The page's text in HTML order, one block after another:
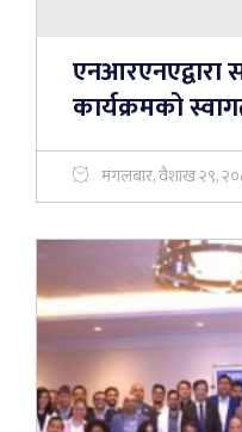
एनआरएनएद्वारा
कार्यक्रमको
मंगलबार, वैशाख २९,